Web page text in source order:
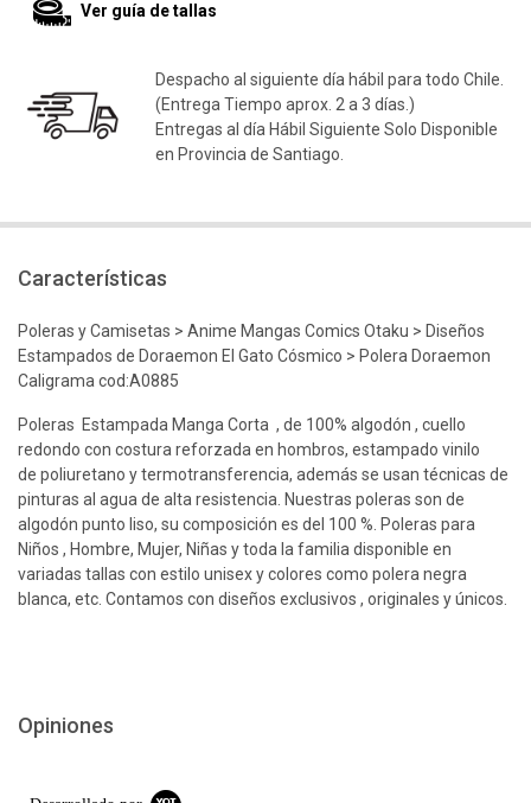
Ver guía de tallas
Despacho al siguiente día hábil para todo Chile.
(Entrega Tiempo aprox. 2 a 3 días.)
Entregas al día Hábil Siguiente Solo Disponible
en Provincia de Santiago.
Características
Poleras y Camisetas > Anime Mangas Comics Otaku > Diseños
Estampados de Doraemon El Gato Cósmico > Polera Doraemon
Caligrama cod:A0885
Poleras Estampada Manga Corta , de 100% algodón , cuello
redondo con costura reforzada en hombros, estampado vinilo
de poliuretano y termotransferencia, además se usan técnicas de
pinturas al agua de alta resistencia. Nuestras poleras son de
algodón punto liso, su composición es del 100 %. Poleras para
Niños , Hombre, Mujer, Niñas y toda la familia disponible en
variadas tallas con estilo unisex y colores como polera negra
blanca, etc. Contamos con diseños exclusivos , originales y únicos.
Opiniones